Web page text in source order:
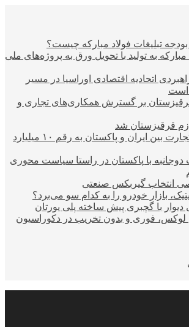
تبلیغات فولاد مبارکه چیست؟
به تولید با تحویل ورق به پروژه‌های ملی
اتحادیه اقتصادی اوراسیا در مسیر
است
قرقیزستان بر گسترش همکاری‌های تجاری و
قرقیزستان شد
افزایش حجم تجارت بین ایران و پاکستان به رقم ۱۰ میلیارد
دوجانبه با پاکستان در راستا سیاست محوری
انتخاب گیربکس صنعتی
بازار خودرو را به کدام سو می‌برد؟
دیوار با گچبری پیش ساخته پلی یورتان
لوکس، فوری و بدون تخریب در دکوراسیون